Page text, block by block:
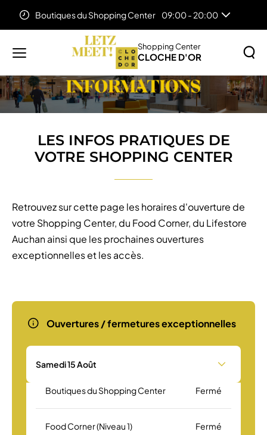
Boutiques du Shopping Center 09:00 - 20:00
Menu
principal
Shopping Center
CLOCHE D'OR
Rechercher
sur
le
Lancer
la
Accueil
LES INFOS PRATIQUES DE VOTRE SHOPPING
LES INFOS PRATIQUES DE
VOTRE SHOPPING CENTER
Retrouvez sur cette page les horaires d'ouverture de
votre Shopping Center, du Food Corner, du Lifestore
Auchan ainsi que les prochaines ouvertures
exceptionnelles et les accès.
Ouvertures / fermetures exceptionnelles
Samedi 15 Août
Boutiques du Shopping Center Fermé
Food Corner (Niveau 1) Fermé